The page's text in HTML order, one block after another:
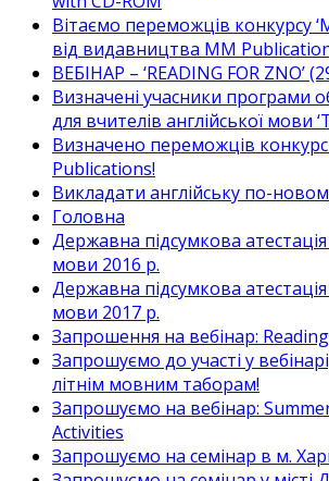
Вітаємо переможців конкурсу
від видавництва MM
ВЕБІНАР – ‘READING FOR ZNO’
Визначені учасники програми
для вчителів англійської мови
Визначено переможців
Publications!
Викладати англійську по-
Головна
Державна підсумкова атестація
мови 2016 р.
Державна підсумкова атестація
мови 2017 р.
Запрошення на вебінар:
Запрошуємо до участі у
літнім мовним таборам!
Запрошуємо на вебінар:
Activities
Запрошуємо на семінар в м.